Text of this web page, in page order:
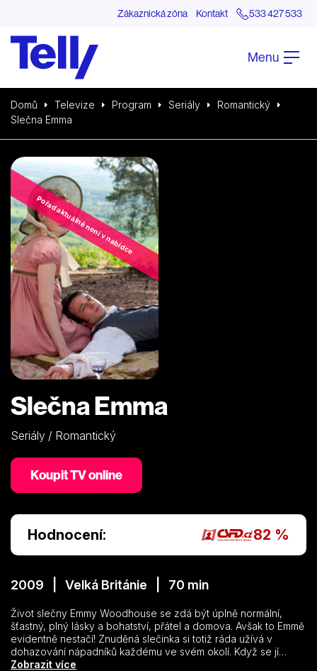
Zákaznická zóna Kontakt 533 427 533
Menu
Domů Televize Program Seriály
Romantický
Slečna Emma
Pořad aktuálně není v nabídce
Slečna Emma
Seriály / Romantický
Koupit TV online
Hodnocení: 82 %
2009 | Velká Británie | 70 min
Život slečny Emmy Woodhouse se zdá být úplně normální,
šťastný, plný lásky a bohatství, přátel a domova. Avšak to Emmě
evidentně nestačí! Znuděná slečinka si totiž ráda užívá v
dohazování nápadníků každému ve svém okolí. Když se jí
podaří tímto způsobem provdat svou sestru, rozhodne se
Zobrazit více